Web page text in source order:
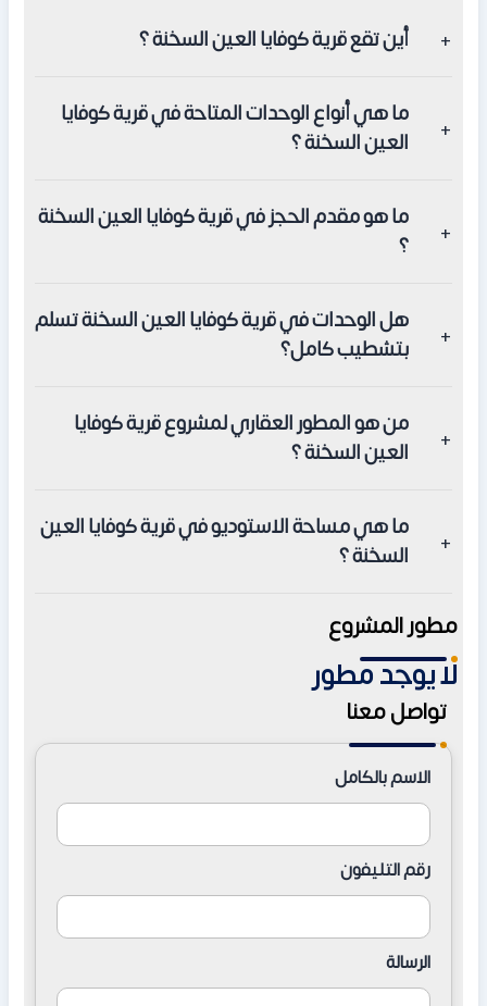
أين تقع قرية كوفايا العين السخنة ؟
تقع القرية في قلب مشروع تلال السخنة على طريق الزعفرانة،
وتبعد 10 دقائق فقط عن مدينة الجلالة وحوالي ساعة من
القاهرة.
ما هي أنواع الوحدات المتاحة في قرية كوفايا
العين السخنة ؟
شاليهات غرفتين، ووحدات فندقية فاخرة بتشطيبات كاملة.
ما هو مقدم الحجز في قرية كوفايا العين السخنة
؟
السعر، مع إمكانية تقسيط الباقي على 12 سنة.
هل الوحدات في قرية كوفايا العين السخنة تسلم
بتشطيب كامل؟
شاملة التكييفات والأجهزة الكهربائية والخدمات الفندقية.
من هو المطور العقاري لمشروع قرية كوفايا
العين السخنة ؟
لسلسلة مشاريع تلال الشهيرة.
ما هي مساحة الاستوديو في قرية كوفايا العين
السخنة ؟
مساحات الشاليهات إلى 120 متر مربع وأكثر.
مطور المشروع
لا يوجد مطور
تواصل معنا
الاسم بالكامل
رقم التليفون
الرسالة